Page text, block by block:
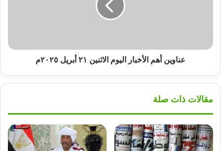
عناوين أهم الأخبار اليوم الاثنين ٢١ أبريل ٢٠٢٥م
مقالات ذات صلة